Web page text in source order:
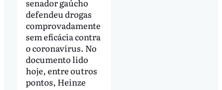
senador gaúcho
defendeu drogas
comprovadamente
sem eficácia contra
o coronavírus. No
documento lido
hoje, entre outros
pontos, Heinze